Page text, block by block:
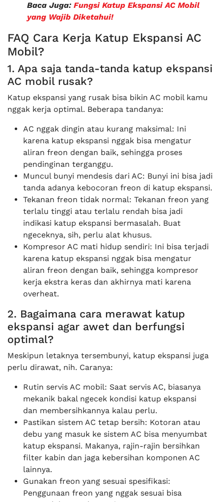
Baca Juga: Fungsi Katup Ekspansi AC Mobil
yang Wajib Diketahui!
FAQ Cara Kerja Katup Ekspansi AC
Mobil?
1. Apa saja tanda-tanda katup ekspansi
AC mobil rusak?
Katup ekspansi yang rusak bisa bikin AC mobil kamu
nggak kerja optimal. Beberapa tandanya:
AC nggak dingin atau kurang maksimal: Ini
karena katup ekspansi nggak bisa mengatur
aliran freon dengan baik, sehingga proses
pendinginan terganggu.
Muncul bunyi mendesis dari AC: Bunyi ini bisa jadi
tanda adanya kebocoran freon di katup ekspansi.
Tekanan freon tidak normal: Tekanan freon yang
terlalu tinggi atau terlalu rendah bisa jadi
indikasi katup ekspansi bermasalah. Buat
ngeceknya, sih, perlu alat khusus.
Kompresor AC mati hidup sendiri: Ini bisa terjadi
karena katup ekspansi nggak bisa mengatur
aliran freon dengan baik, sehingga kompresor
kerja ekstra keras dan akhirnya mati karena
overheat.
2. Bagaimana cara merawat katup
ekspansi agar awet dan berfungsi
optimal?
Meskipun letaknya tersembunyi, katup ekspansi juga
perlu dirawat, nih. Caranya:
Rutin servis AC mobil: Saat servis AC, biasanya
mekanik bakal ngecek kondisi katup ekspansi
dan membersihkannya kalau perlu.
Pastikan sistem AC tetap bersih: Kotoran atau
debu yang masuk ke sistem AC bisa menyumbat
katup ekspansi. Makanya, rajin-rajin bersihkan
filter kabin dan jaga kebersihan komponen AC
lainnya.
Gunakan freon yang sesuai spesifikasi:
Penggunaan freon yang nggak sesuai bisa